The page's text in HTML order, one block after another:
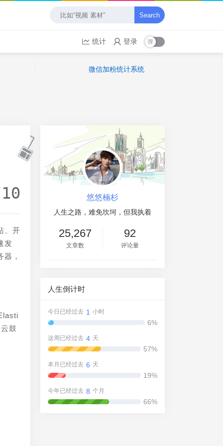
Search
统计 登录
微信加粉统计系统
、开
发
，
鼓
悠悠楠杉
人生之路，难免坎坷，但我执着
25,267
文章数
92
评论量
人生倒计时
今日已经过去 1 小时
6%
这周已经过去 4 天
57%
本月已经过去 6 天
19%
今年已经过去 8 个月
66%